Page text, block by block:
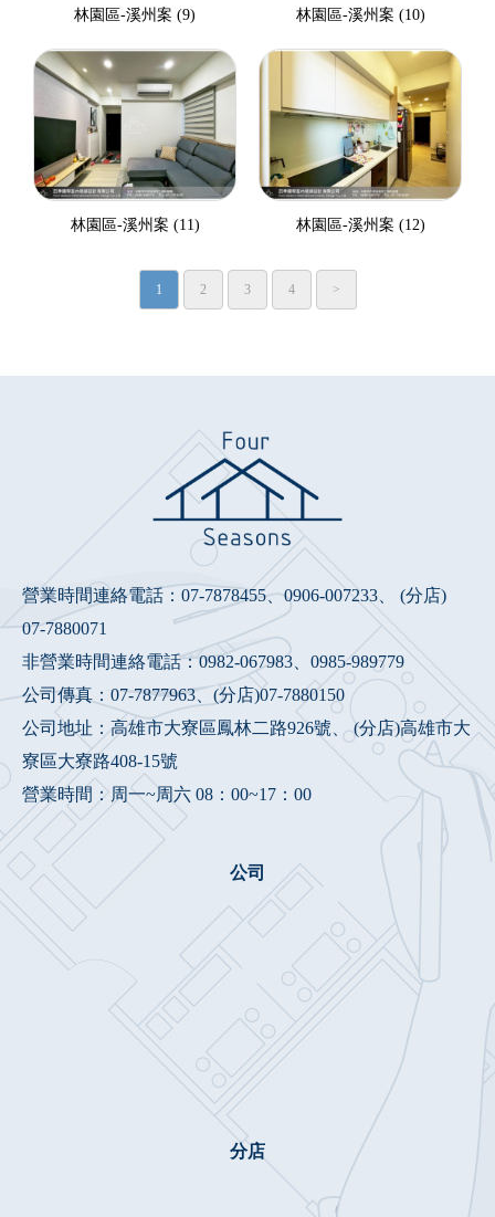
林園區-溪州案 (9) 林園區-溪州案 (10)
林園區-溪州案 (11) 林園區-溪州案 (12)
1 2 3 4 >
營業時間連絡電話： 07-7878455、0906-007233 、 (分店)
07-7880071
非營業時間連絡電話：0982-067983
0985-989779
公司傳真：07-7877963、(分店)07-7880150
公司地址：高雄市大寮區鳳林二路926號、 (分店)高雄市大
寮區大寮路408-15號
營業時間：周一~周六 08：00~17：00
公司
分店